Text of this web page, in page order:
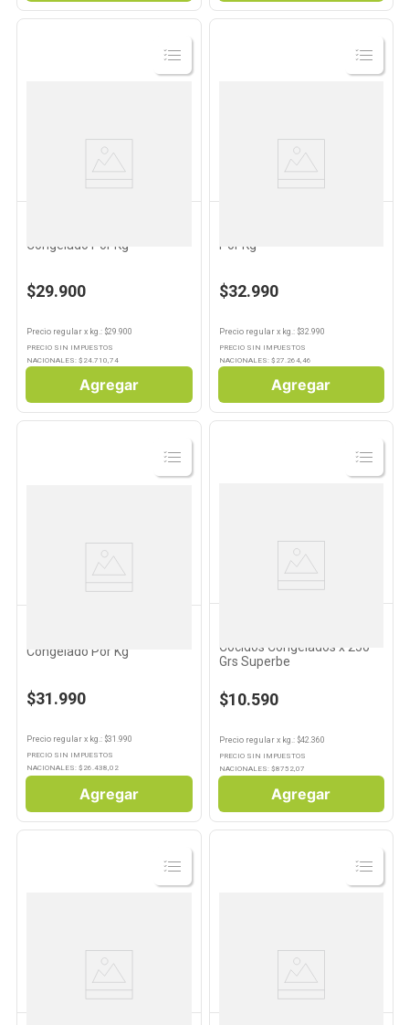
Ver
Producto
Congelado Por Kg
$29.900
Precio regular x kg. : $29.900
PRECIO SIN IMPUESTOS
NACIONALES: $ 24.710,74
Agregar
Ver
Producto
Por Kg
$32.990
Precio regularx kg. : $32.990
PRECIO SIN IMPUESTOS
NACIONALES: $ 27.264,46
Agregar
Ver
Producto
Congelado Por Kg
$31.990
Precio regular x kg. : $31.990
PRECIO SIN IMPUESTOS
NACIONALES: $ 26.438,02
Agregar
Ver
Producto
Cocidos Congelados x 250
Grs Superbe
$10.590
Precio regularx kg.: $42.360
PRECIO SIN IMPUESTOS
NACIONALES: $8752,07
Agregar
Ver
Producto
Ver
Producto